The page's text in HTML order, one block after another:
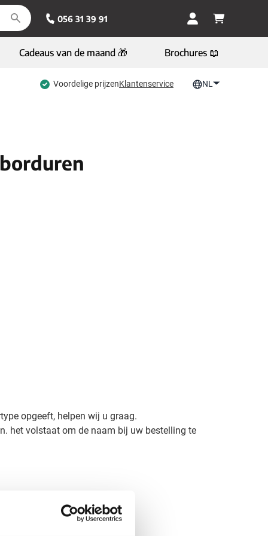
056 31 39 91
Cadeaus van de maand 🎁 Brochures 📖
Voordelige prijzenKlantenservice NL
opgeeft, helpen wij u graag.
het volstaat om de naam bij uw bestelling te